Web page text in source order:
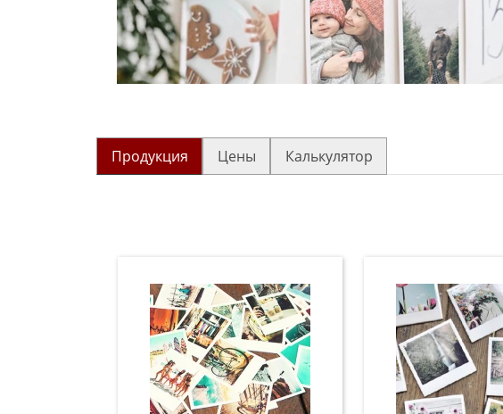
Продукция Цены Калькулятор